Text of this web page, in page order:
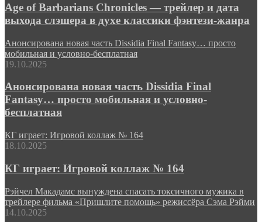
Age of Barbarians Chronicles — трейлер и дата
выхода слэшера в духе классики фэнтези-жанра
Анонсирована новая часть Dissidia Final Fantasy… просто
мобильная и условно-бесплатная
19.10.2025
Анонсирована новая часть Dissidia Final
Fantasy… просто мобильная и условно-
бесплатная
КГ играет: Игровой коллаж № 164
18.10.2025
КГ играет: Игровой коллаж № 164
Рэйчел Макадамс вынуждена спасать токсичного мужика в
трейлере фильма «Пришлите помощь» режиссёра Сэма Рэйми
14.10.2025